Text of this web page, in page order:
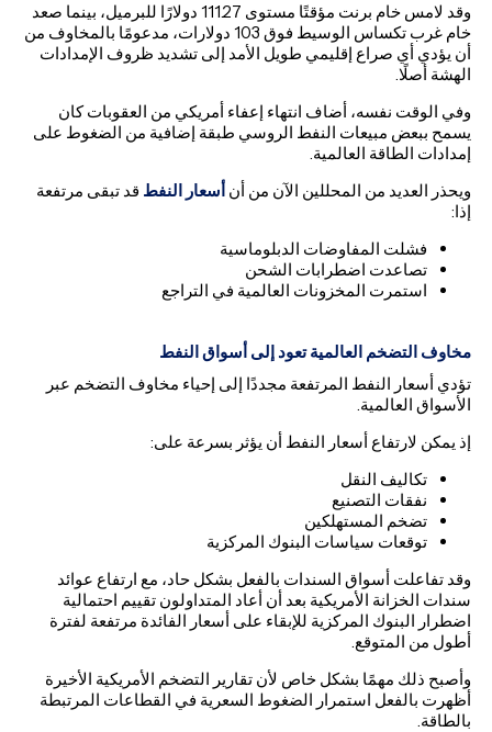
وقد لامس خام برنت مؤقتًا مستوى 111.27 دولارًا للبرميل، بينما صعد
خام غرب تكساس الوسيط فوق 103 دولارات، مدعومًا بالمخاوف من
أن يؤدي أي صراع إقليمي طويل الأمد إلى تشديد ظروف الإمدادات
الهشة أصلًا.
وفي الوقت نفسه، أضاف انتهاء إعفاء أمريكي من العقوبات كان
يسمح ببعض مبيعات النفط الروسي طبقة إضافية من الضغوط على
إمدادات الطاقة العالمية.
ويحذر العديد من المحللين الآن من أن أسعار النفط قد تبقى مرتفعة
إذا:
فشلت المفاوضات الدبلوماسية
تصاعدت اضطرابات الشحن
استمرت المخزونات العالمية في التراجع
مخاوف التضخم العالمية تعود إلى أسواق النفط
تؤدي أسعار النفط المرتفعة مجددًا إلى إحياء مخاوف التضخم عبر
الأسواق العالمية.
إذ يمكن لارتفاع أسعار النفط أن يؤثر بسرعة على:
تكاليف النقل
نفقات التصنيع
تضخم المستهلكين
توقعات سياسات البنوك المركزية
وقد تفاعلت أسواق السندات بالفعل بشكل حاد، مع ارتفاع عوائد
سندات الخزانة الأمريكية بعد أن أعاد المتداولون تقييم احتمالية
اضطرار البنوك المركزية للإبقاء على أسعار الفائدة مرتفعة لفترة
أطول من المتوقع.
وأصبح ذلك مهمًا بشكل خاص لأن تقارير التضخم الأمريكية الأخيرة
أظهرت بالفعل استمرار الضغوط السعرية في القطاعات المرتبطة
بالطاقة.